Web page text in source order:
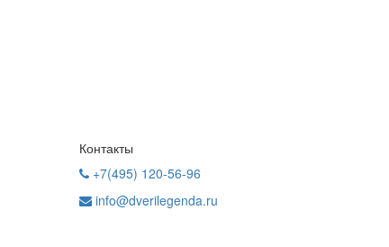
Контакты
+7(495) 120-56-96
info@dverilegenda.ru